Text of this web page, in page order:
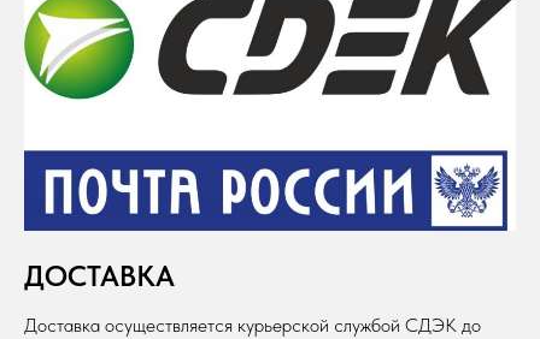
ДОСТАВКА
Доставка осуществляется курьерской службой СДЭК до